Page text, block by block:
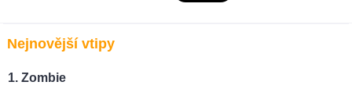
Nejnovější vtipy
Zombie